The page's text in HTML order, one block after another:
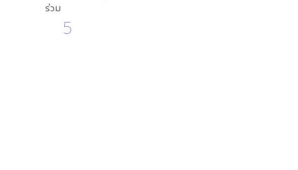
ร่วม
5